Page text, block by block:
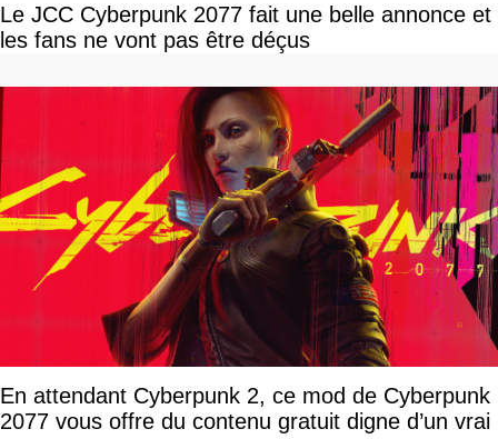
Le JCC Cyberpunk 2077 fait une belle annonce et
les fans ne vont pas être déçus
En attendant Cyberpunk 2, ce mod de Cyberpunk
2077 vous offre du contenu gratuit digne d’un vrai